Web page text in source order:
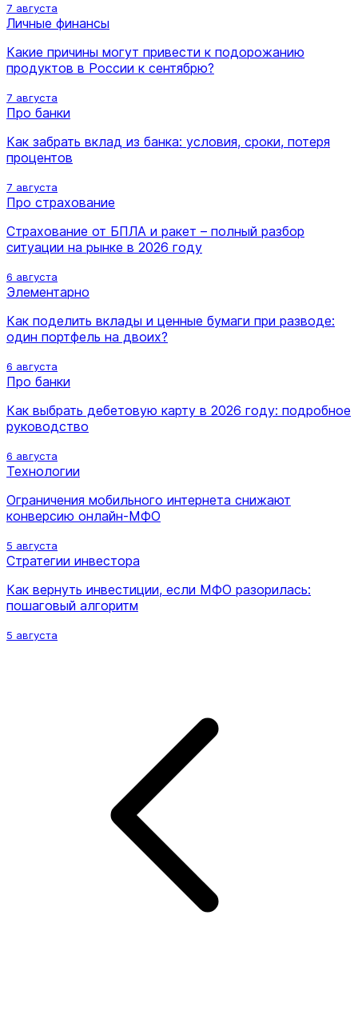
7 августа
Личные финансы
Какие причины могут привести к подорожанию
продуктов в России к сентябрю?
7 августа
Про банки
Как забрать вклад из банка: условия, сроки, потеря
процентов
7 августа
Про страхование
Страхование от БПЛА и ракет – полный разбор
ситуации на рынке в 2026 году
6 августа
Элементарно
Как поделить вклады и ценные бумаги при разводе:
один портфель на двоих?
6 августа
Про банки
Как выбрать дебетовую карту в 2026 году: подробное
руководство
6 августа
Технологии
Ограничения мобильного интернета снижают
конверсию онлайн-МФО
5 августа
Стратегии инвестора
Как вернуть инвестиции, если МФО разорилась:
пошаговый алгоритм
5 августа